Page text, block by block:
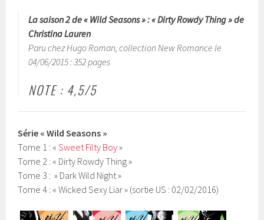
La saison 2 de « Wild Seasons » : « Dirty Rowdy Thing » de
Christina Lauren
Paru chez Hugo Roman, collection New Romance le
04/06/2015 : 352 pages
NOTE : 4,5/5
Série « Wild Seasons »
Tome 1 : «Sweet Filty Boy»
Tome 2 : « Dirty Rowdy Thing »
Tome 3 : » Dark Wild Night »
Tome 4 : « Wicked Sexy Liar » (sortie US : 02/02/2016)